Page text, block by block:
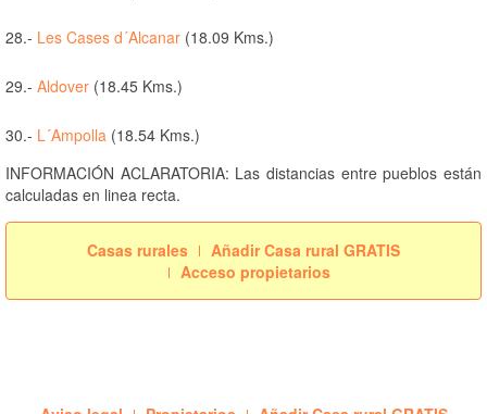
28.- Les Cases d´Alcanar (18.09 Kms.)
29.- Aldover (18.45 Kms.)
30.- L´Ampolla (18.54 Kms.)
INFORMACIÓN ACLARATORIA: Las distancias entre pueblos están
calculadas en linea recta.
Casas rurales
Añadir Casa rural GRATIS
Acceso propietarios